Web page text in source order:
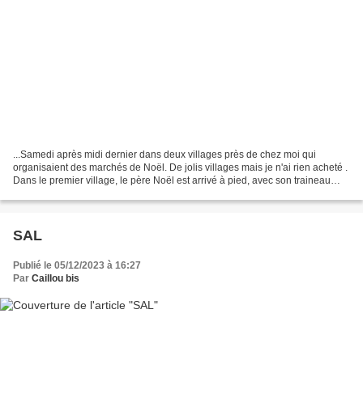
...Samedi après midi dernier dans deux villages près de chez moi qui
organisaient des marchés de Noël. De jolis villages mais je n'ai rien acheté .
Dans le premier village, le père Noël est arrivé à pied, avec son traineau
SAL
Publié le 05/12/2023 à 16:27
Par Caillou bis